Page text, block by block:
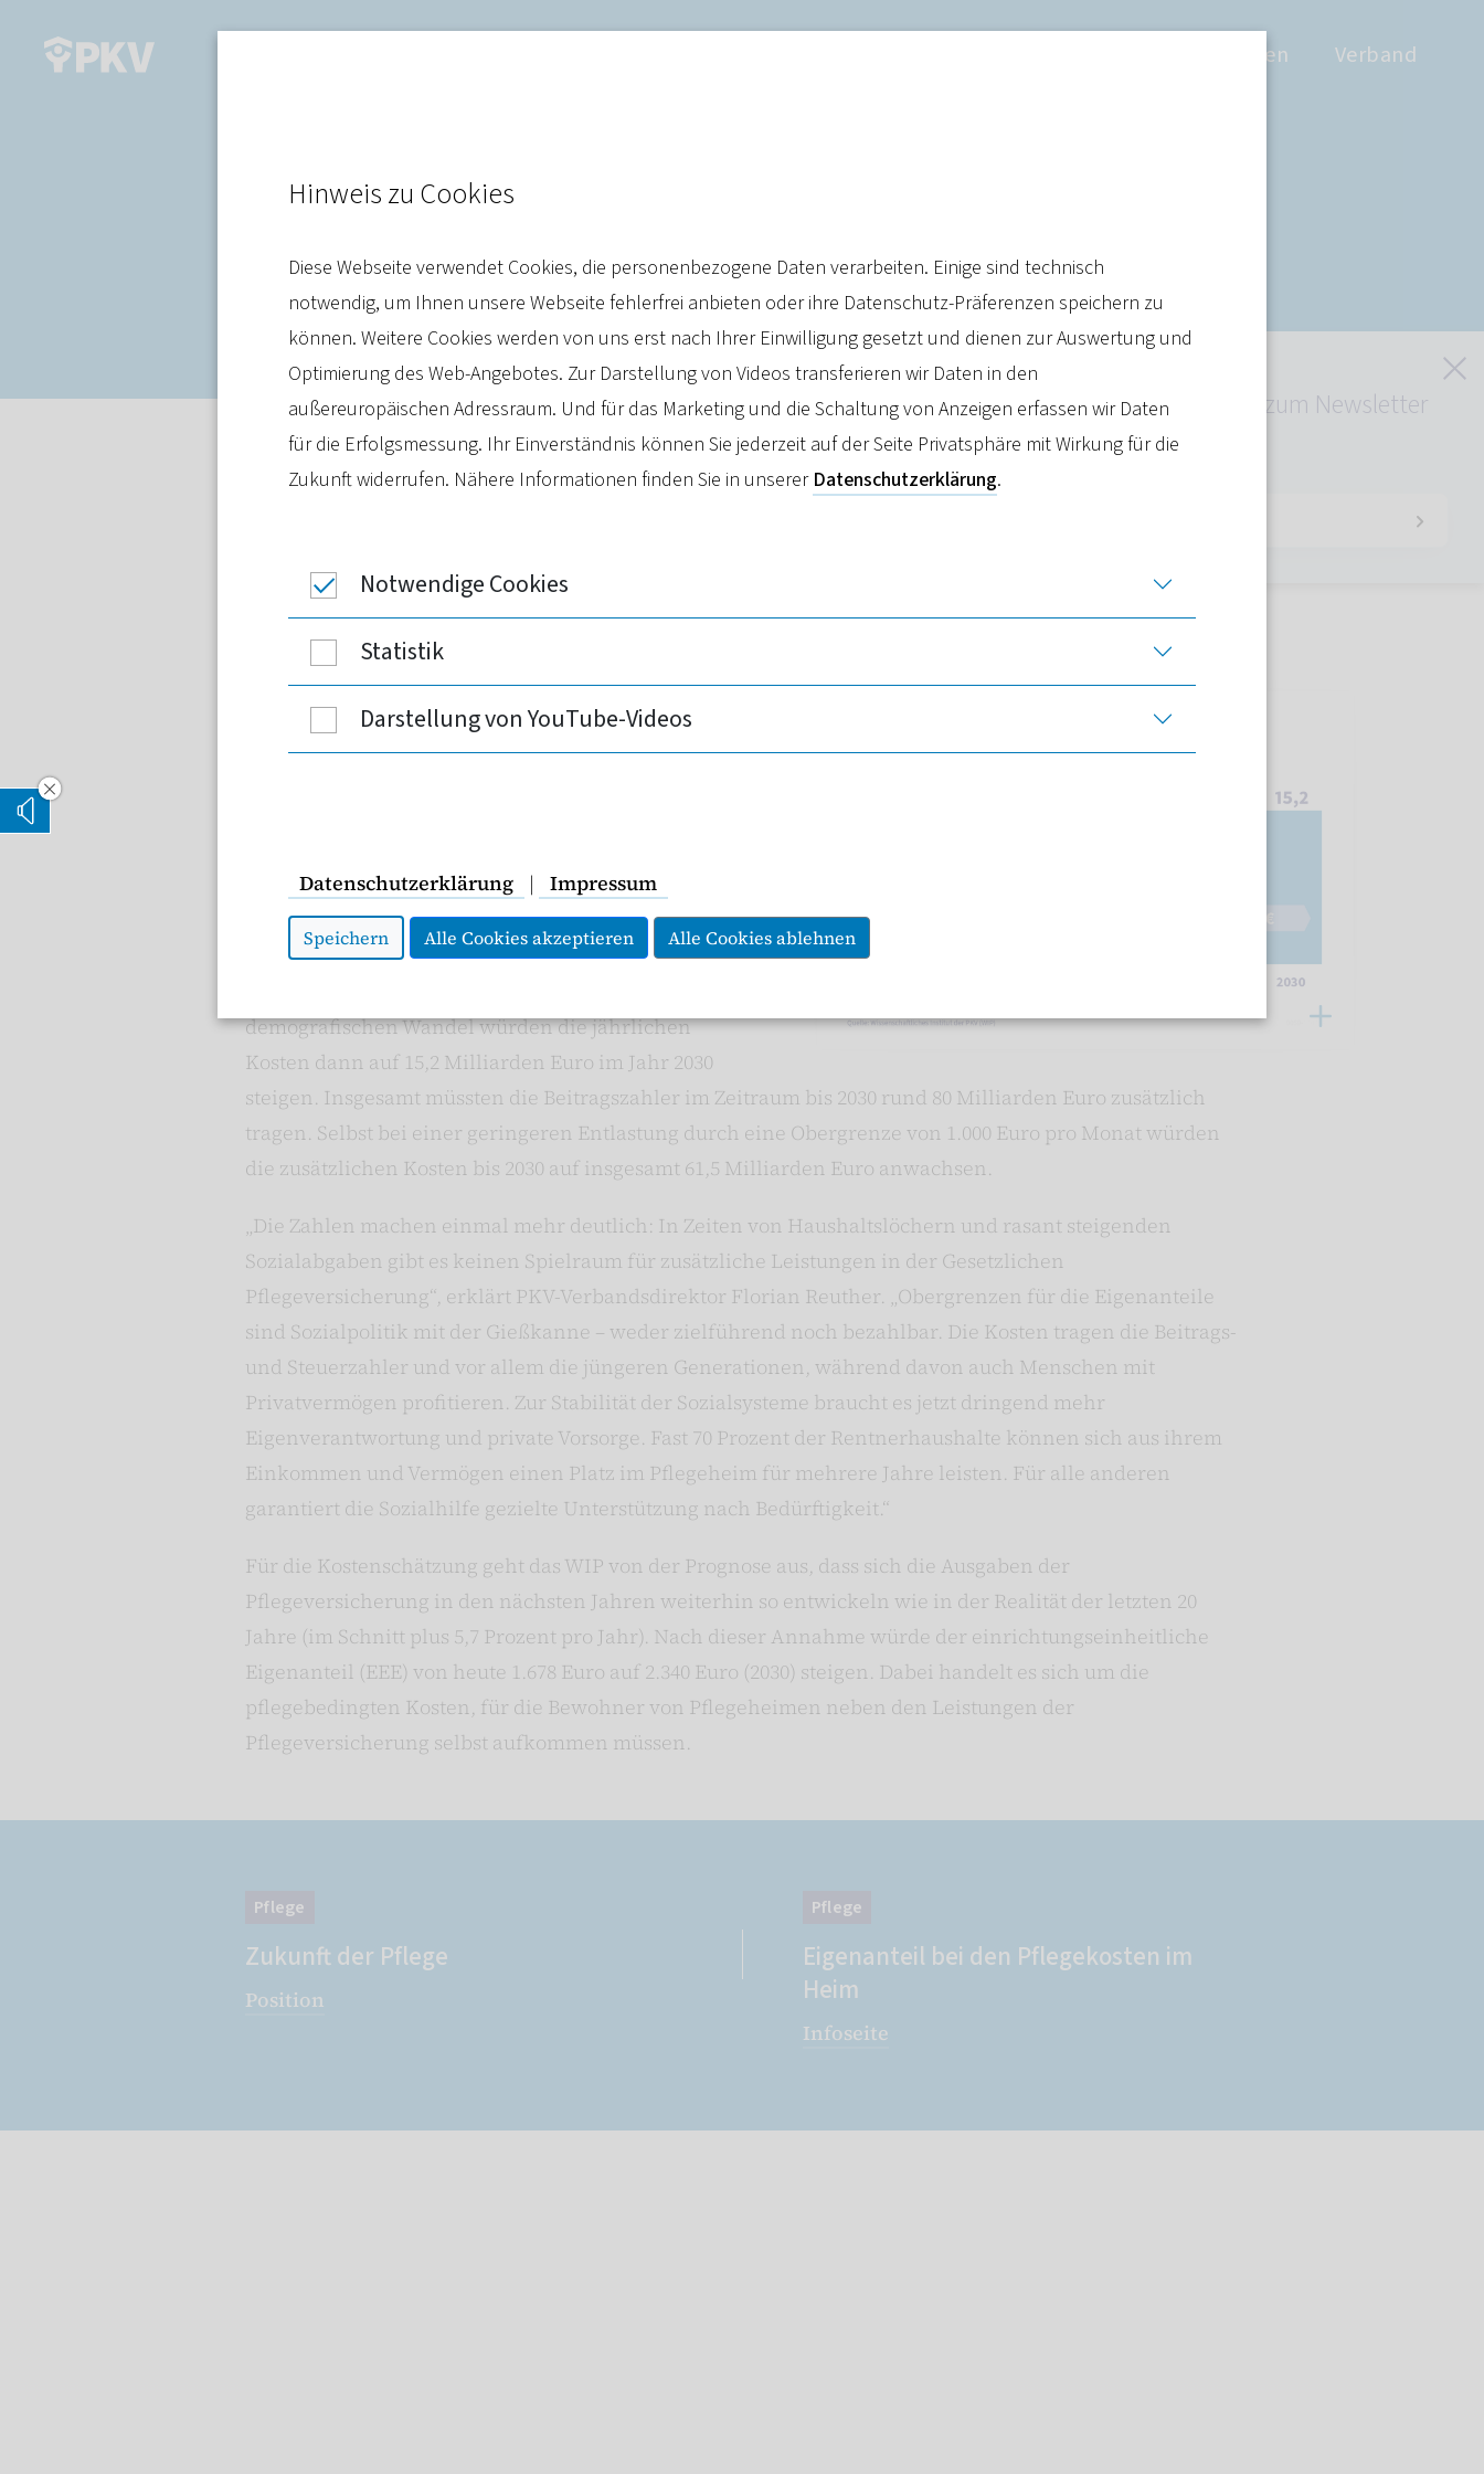
Wissen Verband
Obergrenze bei Pflegekosten finanziell nicht tragbar
Pressemitteilung 22. Juli 2024
Die Pflegekosten in Deutschland sind auch 2024 stark gestiegen. Bundesgesundheitsminister
zu entlasten. Neue Berechnungen zeigen, dass eine solche Obergrenze gravierende Kosten
verursachen würde.
Die Deckelung der Eigenanteile im Pflegeheim
2024 zu zusätzlichen Kosten von 8,1 Milliarden Euro
geführt, zeigt eineneue Kostenschätzung des
Wissenschaftlichen Instituts der Privaten
demografischen Wandel würden die jährlichen
Kosten dann auf 15,2 Milliarden Euro im Jahr 2030
steigen. Insgesamt müssten die Beitragszahler im Zeitraum bis 2030 rund 80 Milliarden Euro zusätzlich
tragen. Selbst bei einer geringeren Entlastung durch eine Obergrenze von 1.000 Euro pro Monat würden
die zusätzlichen Kosten bis 2030 auf insgesamt 61,5 Milliarden Euro anwachsen.
„Die Zahlen machen einmal mehr deutlich: In Zeiten von Haushaltslöchern und rasant steigenden
Sozialabgaben gibt es keinen Spielraum für zusätzliche Leistungen in der Gesetzlichen
Pflegeversicherung“, erklärt PKV-Verbandsdirektor Florian Reuther. „Obergrenzen für die Eigenanteile
sind Sozialpolitik mit der Gießkanne – weder zielführend noch bezahlbar. Die Kosten tragen die Beitrags-
und Steuerzahler und vor allem die jüngeren Generationen, während davon auch Menschen mit
Privatvermögen profitieren. Zur Stabilität der Sozialsysteme braucht es jetzt dringend mehr
Eigenverantwortung und private Vorsorge. Fast 70 Prozent der Rentnerhaushalte können sich aus ihrem
Einkommen und Vermögen einen Platz im Pflegeheim für mehrere Jahre leisten. Für alle anderen
garantiert die Sozialhilfe gezielte Unterstützung nach Bedürftigkeit.“
Für die Kostenschätzung geht das WIP von der Prognose aus, dass sich die Ausgaben der
Pflegeversicherung in den nächsten Jahren weiterhin so entwickeln wie in der Realität der letzten 20
Jahre (im Schnitt plus 5,7 Prozent pro Jahr). Nach dieser Annahme würde der einrichtungseinheitliche
Eigenanteil (EEE) von heute 1.678 Euro auf 2.340 Euro (2030) steigen. Dabei handelt es sich um die
pflegebedingten Kosten, für die Bewohner von Pflegeheimen neben den Leistungen der
Pflegeversicherung selbst aufkommen müssen.
Pflege
Zukunft der Pflege
Position
Pflege
Eigenanteil bei den Pflegekosten im
Heim
Infoseite
Per E-Mail teilen
Auf X teilen
Auf Xing
Jetzt kostenlos zum Newsletter
anmelden
Hinweis zu Cookies
Diese Webseite verwendet Cookies, die personenbezogene Daten verarbeiten. Einige sind technisch
notwendig, um Ihnen unsere Webseite fehlerfrei anbieten oder ihre Datenschutz-Präferenzen speichern zu
können. Weitere Cookies werden von uns erst nach Ihrer Einwilligung gesetzt und dienen zur Auswertung und
Optimierung des Web-Angebotes. Zur Darstellung von Videos transferieren wir Daten in den
außereuropäischen Adressraum. Und für das Marketing und die Schaltung von Anzeigen erfassen wir Daten
für die Erfolgsmessung. Ihr Einverständnis können Sie jederzeit auf der Seite Privatsphäre mit Wirkung für die
Zukunft widerrufen. Nähere Informationen finden Sie in unserer Datenschutzerklärung.
Notwendige Cookies
Statistik
Darstellung von YouTube-Videos
Datenschutzerklärung | Impressum
Speichern Alle Cookies akzeptieren Alle Cookies ablehnen
Vorleseoption verstecken
Vorlesen